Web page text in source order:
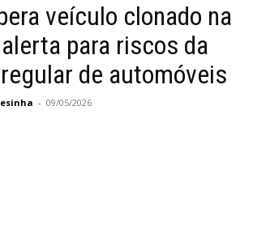
veículo clonado na
para riscos da
de automóveis
- 09/05/2026